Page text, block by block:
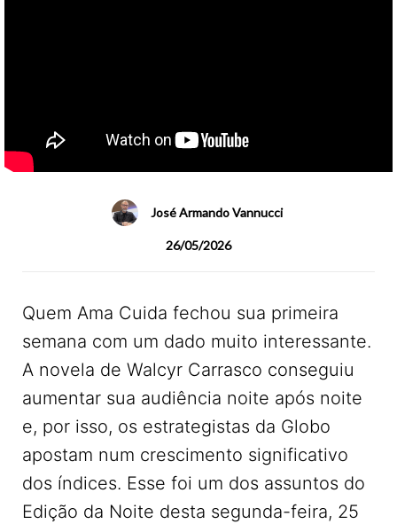
José Armando Vannucci
26/05/2026
Quem Ama Cuida fechou sua primeira
semana com um dado muito interessante.
A novela de Walcyr Carrasco conseguiu
aumentar sua audiência noite após noite
e, por isso, os estrategistas da Globo
apostam num crescimento significativo
dos índices. Esse foi um dos assuntos do
Edição da Noite desta segunda-feira, 25